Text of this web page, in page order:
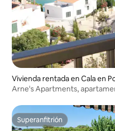
Vivienda rentada en Cala en
Arne's Apartments,
Superanfitrión
Superanfitrión